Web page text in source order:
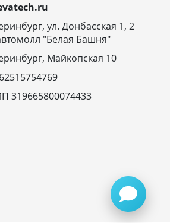
ул. Донбасская 1, 2
"Белая Башня"
Майкопская 10
319665800074433